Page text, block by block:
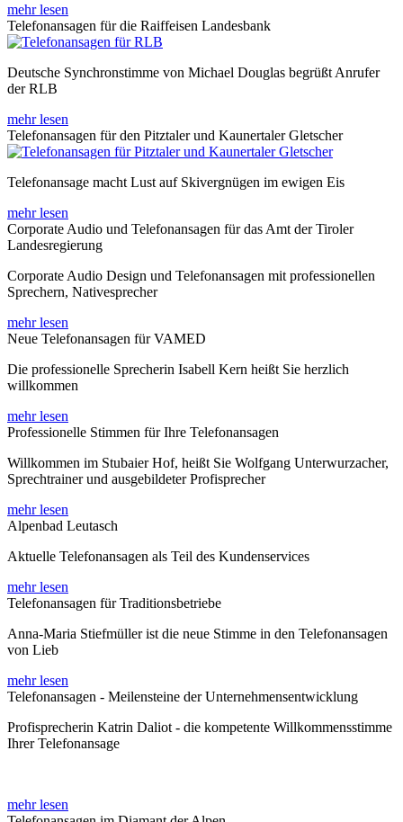
mehr lesen
Telefonansagen für die Raiffeisen Landesbank
Deutsche Synchronstimme von Michael Douglas begrüßt Anrufer
der RLB
mehr lesen
Telefonansagen für den Pitztaler und Kaunertaler Gletscher
Telefonansage macht Lust auf Skivergnügen im ewigen Eis
mehr lesen
Corporate Audio und Telefonansagen für das Amt der Tiroler
Landesregierung
Corporate Audio Design und Telefonansagen mit professionellen
Sprechern, Nativesprecher
mehr lesen
Neue Telefonansagen für VAMED
Die professionelle Sprecherin Isabell Kern heißt Sie herzlich
willkommen
mehr lesen
Professionelle Stimmen für Ihre Telefonansagen
Willkommen im Stubaier Hof, heißt Sie Wolfgang Unterwurzacher,
Sprechtrainer und ausgebildeter Profisprecher
mehr lesen
Alpenbad Leutasch
Aktuelle Telefonansagen als Teil des Kundenservices
mehr lesen
Telefonansagen für Traditionsbetriebe
Anna-Maria Stiefmüller ist die neue Stimme in den Telefonansagen
von Lieb
mehr lesen
Telefonansagen - Meilensteine der Unternehmensentwicklung
Profisprecherin Katrin Daliot - die kompetente Willkommensstimme
Ihrer Telefonansage
mehr lesen